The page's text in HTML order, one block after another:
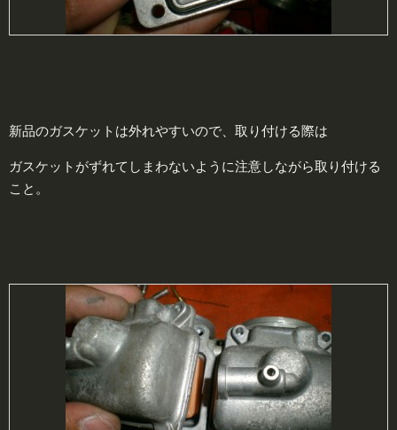
新品のガスケットは外れやすいので、取り付ける際は
ガスケットがずれてしまわないように注意しながら取り付ける
こと。